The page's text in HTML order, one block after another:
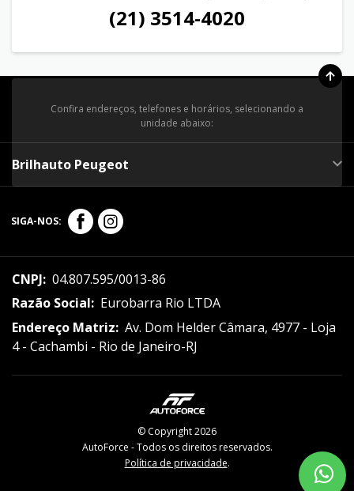
(21) 3514-4020
Confira endereços, telefones e horários, selecionando a
unidade abaixo:
Brilhauto Peugeot
SIGA-NOS:
CNPJ: 04.807.595/0013-86
Razão Social: Eurobarra Rio LTDA
Endereço Matriz: Av. Dom Helder Câmara, 4977 - Loja
4 - Cachambi - Rio de Janeiro-RJ
© Copyright 2026
AutoForce - Todos os direitos reservados.
Política de privacidade.